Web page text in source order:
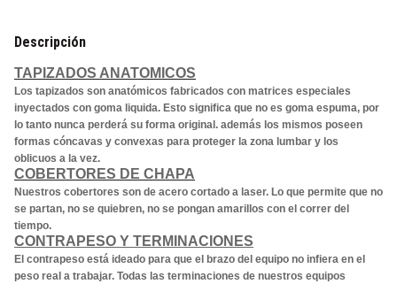
Descripción
TAPIZADOS ANATOMICOS
Los tapizados son anatómicos fabricados con matrices especiales
inyectados con goma liquida. Esto significa que no es goma espuma, por
lo tanto nunca perderá su forma original. además los mismos poseen
formas cóncavas y convexas para proteger la zona lumbar y los
oblicuos a la vez.
COBERTORES DE CHAPA
Nuestros cobertores son de acero cortado a laser. Lo que permite que no
se partan, no se quiebren, no se pongan amarillos con el correr del
tiempo.
CONTRAPESO Y TERMINACIONES
El contrapeso está ideado para que el brazo del equipo no infiera en el
peso real a trabajar. Todas las terminaciones de nuestros equipos